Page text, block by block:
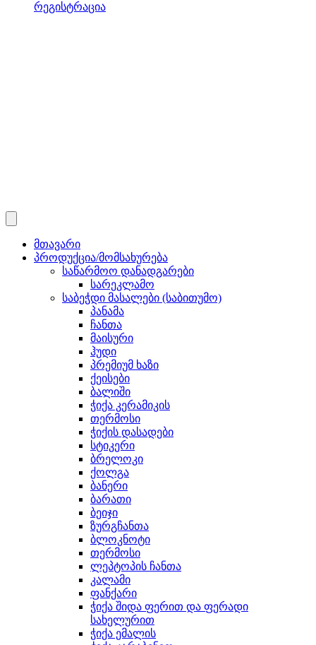
რეგისტრაცია
მთავარი
პროდუქცია/მომსახურება
საწარმოო დანადგარები
სარეკლამო
საბეჭდი მასალები (საბითუმო)
პანამა
ჩანთა
მაისური
ჰუდი
პრემიუმ ხაზი
ქეისები
ბალიში
ჭიქა კერამიკის
თერმოსი
ჭიქის დასადები
სტიკერი
ბრელოკი
ქოლგა
ბანერი
ბარათი
ბეიჯი
ზურგჩანთა
ბლოკნოტი
თერმოსი
ლეპტოპის ჩანთა
კალამი
ფანქარი
ჭიქა შიდა ფერით და ფერადი
სახელურით
ჭიქა ემალის